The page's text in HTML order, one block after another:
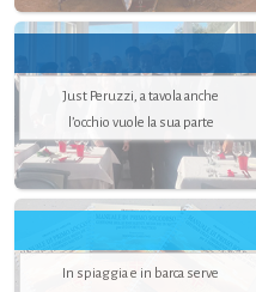
Just Peruzzi, a tavola anche
l’occhio vuole la sua parte
In spiaggia e in barca serve